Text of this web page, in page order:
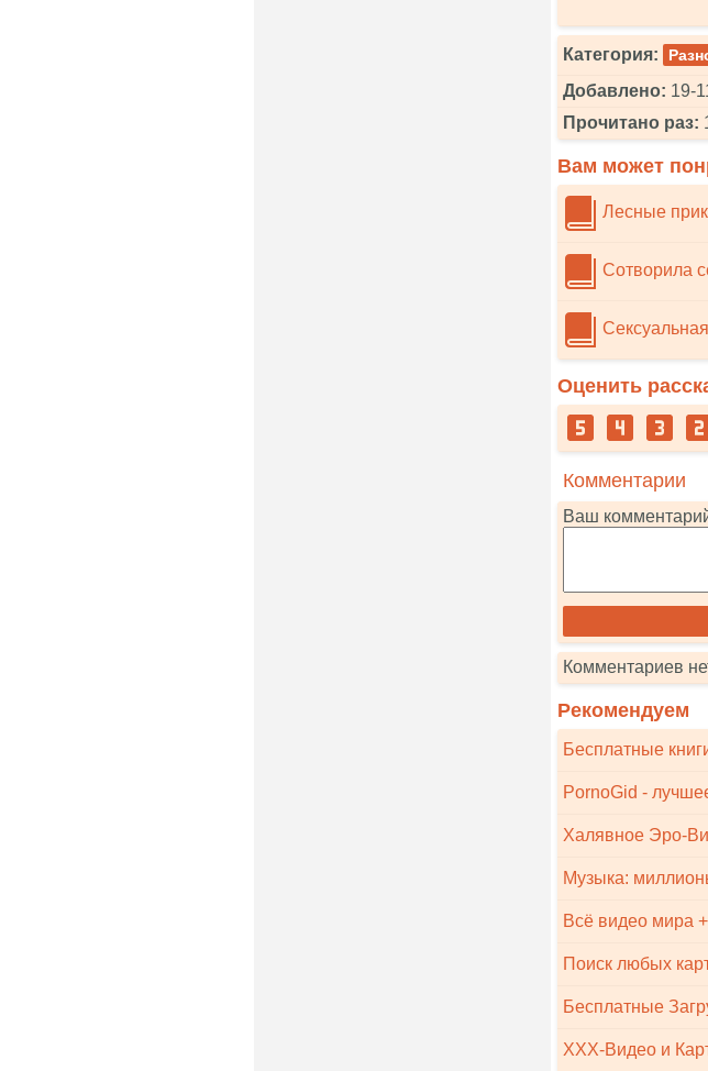
Категория:
Добавлено: 19-
Прочитано раз:
Вам может
Лесные
Сотворила
Оценить
Комментарии
Ваш
Комментариев
Рекомендуем
Бесплатные
PornoGid -
Халявное Эро-
Музыка:
Всё видео мира
Поиск любых
Бесплатные
XXX-Видео и